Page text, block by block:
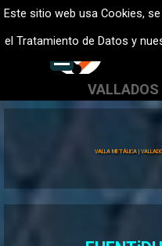
Este sitio web usa Cookies,
el Tratamiento de Datos y
Vaya al ContenidoVALLADOS METALICOS
Vallados de
VALLADOS
601 900 178
VALLA METÁLICA |